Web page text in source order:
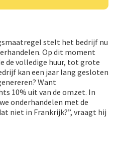
stelt het bedrijf nu
Op dit moment
de volledige huur, tot grote
kan een jaar lang gesloten
Want
10% uit van de omzet. In
onderhandelen met de
niet in Frankrijk?”, vraagt hij